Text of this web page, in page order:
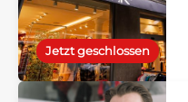
Jetzt geschlossen